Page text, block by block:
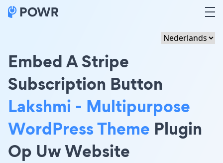
Embed A Stripe
Subscription Button
Lakshmi - Multipurpose
WordPress Theme Plugin
Op Uw Website